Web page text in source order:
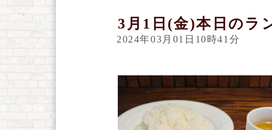
3月1日(金)本日のラ
2024年03月01日10時41分